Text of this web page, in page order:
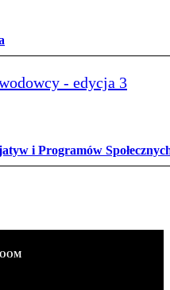
- edycja 3
i Programów